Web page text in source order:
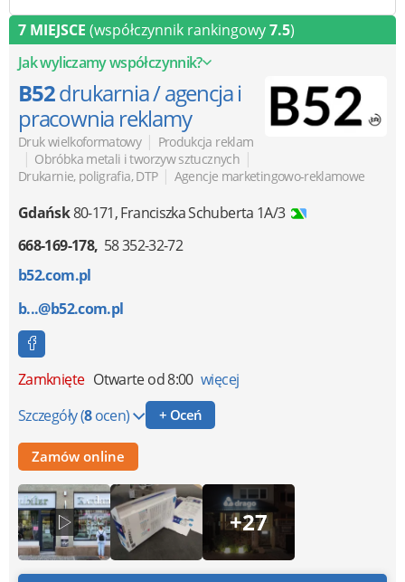
7 MIEJSCE (współczynnik rankingowy7.5)
Jak wyliczamy współczynnik?
B52drukarnia / agencja i
pracownia reklamy
Druk wielkoformatowy | Produkcja reklam
| Obróbka metali i tworzyw sztucznych |
Drukarnie, poligrafia, DTP | Agencje marketingowo-reklamowe
Gdańsk80-171,Franciszka Schuberta 1A/3
668-169-178 58 352-32-72
b52.com.pl
b...@b52.com.pl
Zamknięte Otwarte od 8:00 więcej
Szczegóły(8ocen) + Oceń
Zamów online
+27